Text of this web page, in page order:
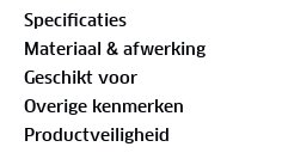
wandeling maakt, deze
een fijne drukverdeling,
vermoeide voeten krijgt. Ze
comfortabel dagje uit of
gebruik.
Specificaties
Materiaal & afwerking
Geschikt voor
Overige kenmerken
Productveiligheid